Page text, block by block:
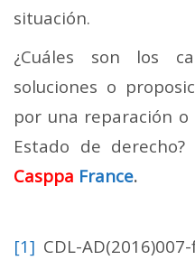
situación.
¿Cuáles son los
soluciones o
por una reparación
Estado de derecho?
Casppa France.
[1] CDL-